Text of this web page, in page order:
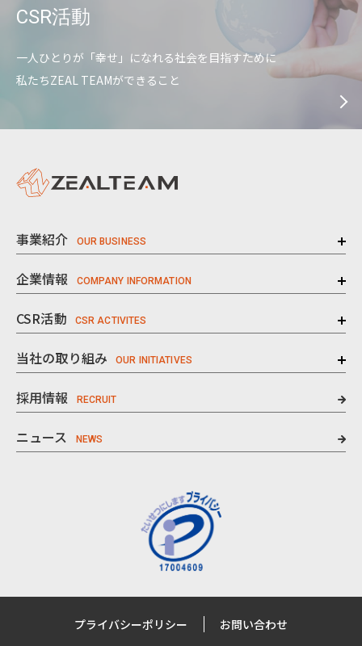
CSR活動
一人ひとりが「幸せ」になれる社会を目指すために
私たちZEAL TEAMができること
事業紹介
企業情報
CSR活動
当社の取り組み
採用情報
ニュース
プライバシーポリシー お問い合わせ